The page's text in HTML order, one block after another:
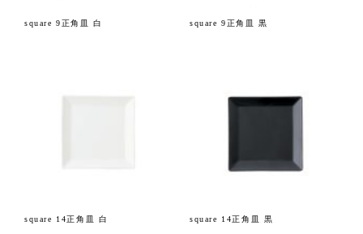
square 9正角皿 白 square 9正角皿 黒
square 14正角皿 白 square 14正角皿 黒